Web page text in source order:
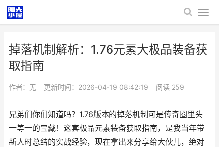
掉落机制解析：1.76元素大极品装备获
取指南
作者：无 更新时间：2026-04-19 08:42:19 阅读 259
兄弟们你们知道吗？1.76版本的掉落机制可是传奇圈里头
一等一的宝藏！这套极品元素装备获取指南，是我当年带
新人时总结的实战经验，现在拿出来分享给大伙儿，绝对